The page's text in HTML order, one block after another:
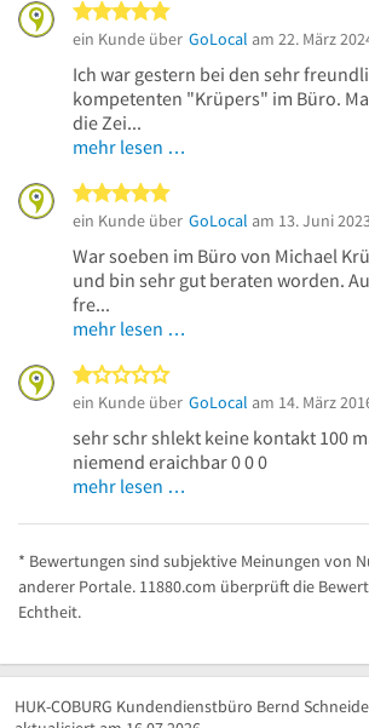
ein Kunde über GoLocal am 22. März
Ich war gestern bei den sehr
kompetenten "Krüpers" im Büro.
die Zei...
mehr lesen …
ein Kunde über GoLocal am 13. Juni
War soeben im Büro von Michael
und bin sehr gut beraten worden.
fre...
mehr lesen …
ein Kunde über GoLocal am 14. März
sehr schr shlekt keine kontakt 100
niemend eraichbar 0 0 0
mehr lesen …
* Bewertungen sind subjektive Meinungen von
anderer Portale. 11880.com überprüft die
Echtheit.
HUK-COBURG Kundendienstbüro Bernd